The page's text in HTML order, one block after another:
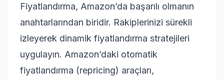
Fiyatlandırma, Amazon’da başarılı olmanın
anahtarlarından biridir. Rakiplerinizi sürekli
izleyerek dinamik fiyatlandırma stratejileri
uygulayın. Amazon’daki otomatik
fiyatlandırma (repricing) araçları,